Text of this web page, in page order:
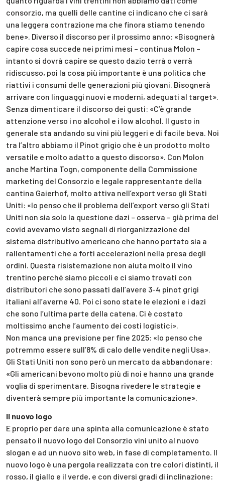
consorzio, ma quelli delle cantine ci indicano che ci sarà
una leggera contrazione ma che finora stiamo tenendo
bene». Diverso il discorso per il prossimo anno: «Bisognerà
capire cosa succede nei primi mesi – continua Molon –
intanto si dovrà capire se questo dazio terrà o verrà
ridiscusso, poi la cosa più importante è una politica che
riattivi i consumi delle generazioni più giovani. Bisognerà
arrivare con linguaggi nuovi e moderni, adeguati al target».
Senza dimenticare il discorso dei gusti: «C’è grande
attenzione verso i no alcohol e i low alcohol. Il gusto in
generale sta andando su vini più leggeri e di facile beva. Noi
tra l’altro abbiamo il Pinot grigio che è un prodotto molto
versatile e molto adatto a questo discorso». Con Molon
anche Martina Togn, componente della Commissione
marketing del Consorzio e legale rappresentante della
cantina Gaierhof, molto attiva nell’export verso gli Stati
Uniti: «Io penso che il problema dell’export verso gli Stati
Uniti non sia solo la questione dazi – osserva – già prima del
covid avevamo visto segnali di riorganizzazione del
sistema distributivo americano che hanno portato sia a
rallentamenti che a forti accelerazioni nella presa degli
ordini. Questa risistemazione non aiuta molto il vino
trentino perché siamo piccoli e ci siamo trovati con
distributori che sono passati dall’avere 3-4 pinot grigi
italiani all’averne 40. Poi ci sono state le elezioni e i dazi
che sono l’ultima parte della catena. Ci è costato
moltissimo anche l’aumento dei costi logistici».
Non manca una previsione per fine 2025: «Io penso che
potremmo essere sull’8% di calo delle vendite negli Usa».
Gli Stati Uniti non sono però un mercato da abbandonare:
«Gli americani bevono molto più di noi e hanno una grande
voglia di sperimentare. Bisogna rivedere le strategie e
diventerà sempre più importante la comunicazione».
Il nuovo logo
E proprio per dare una spinta alla comunicazione è stato
pensato il nuovo logo del Consorzio vini unito al nuovo
slogan e ad un nuovo sito web, in fase di completamento. Il
nuovo logo è una pergola realizzata con tre colori distinti, il
rosso, il giallo e il verde, e con diversi gradi di inclinazione: